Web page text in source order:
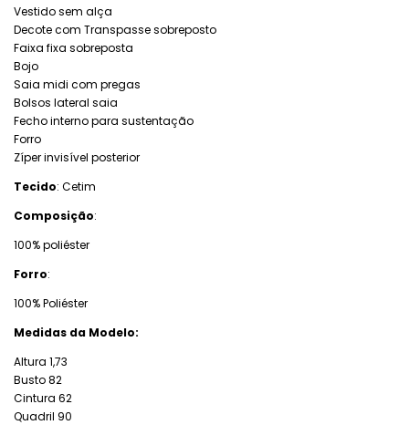
Vestido sem alça
Decote com Transpasse sobreposto
Faixa fixa sobreposta
Bojo
Saia midi com pregas
Bolsos lateral saia
Fecho interno para sustentação
Forro
Zíper invisível posterior
Tecido: Cetim
Composição:
100% poliéster
Forro:
100% Poliéster
Medidas da Modelo:
Altura 1,73
Busto 82
Cintura 62
Quadril 90